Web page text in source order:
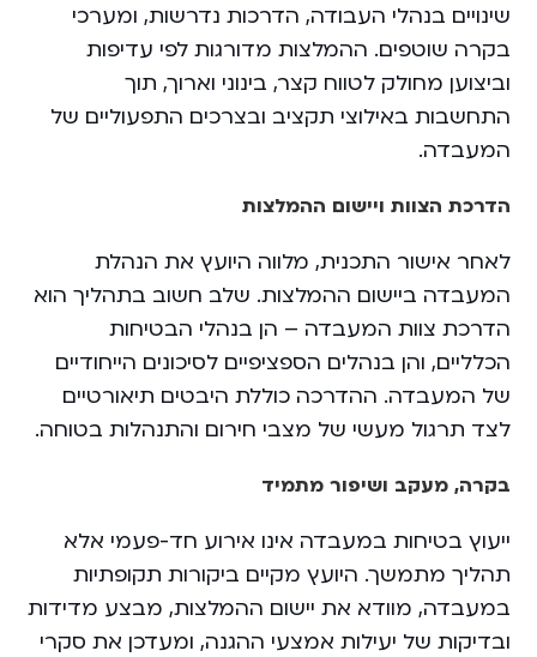
שינויים בנהלי העבודה, הדרכות נדרשות, ומערכי
בקרה שוטפים. ההמלצות מדורגות לפי עדיפות
וביצוען מחולק לטווח קצר, בינוני וארוך, תוך
התחשבות באילוצי תקציב ובצרכים התפעוליים של
המעבדה.
הדרכת הצוות ויישום ההמלצות
לאחר אישור התכנית, מלווה היועץ את הנהלת
המעבדה ביישום ההמלצות. שלב חשוב בתהליך הוא
הדרכת צוות המעבדה – הן בנהלי הבטיחות
הכלליים, והן בנהלים הספציפיים לסיכונים הייחודיים
של המעבדה. ההדרכה כוללת היבטים תיאורטיים
לצד תרגול מעשי של מצבי חירום והתנהלות בטוחה.
בקרה, מעקב ושיפור מתמיד
ייעוץ בטיחות במעבדה אינו אירוע חד-פעמי אלא
תהליך מתמשך. היועץ מקיים ביקורות תקופתיות
במעבדה, מוודא את יישום ההמלצות, מבצע מדידות
ובדיקות של יעילות אמצעי ההגנה, ומעדכן את סקרי